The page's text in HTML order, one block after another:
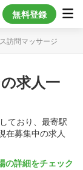
無料登録
訪問マッサージ
求人一
ており、最寄駅
在募集中の求人
の詳細をチェック